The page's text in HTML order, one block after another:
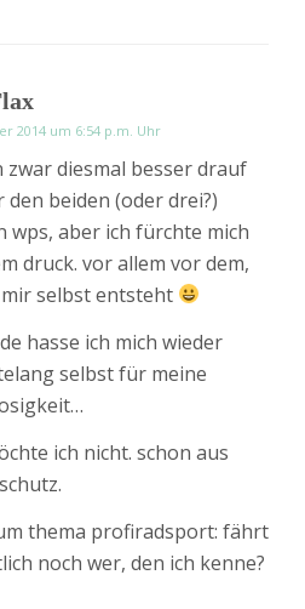
2014 um 6:54 p.m. Uhr
zwar diesmal besser drauf
den beiden (oder drei?)
wps, aber ich fürchte mich
druck. vor allem vor dem,
selbst entsteht
hasse ich mich wieder
selbst für meine
ich nicht. schon aus
thema profiradsport: fährt
noch wer, den ich kenne?